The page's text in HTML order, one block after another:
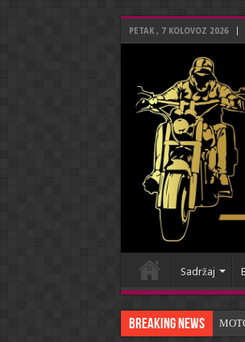
PETAK , 7 KOLOVOZ 2026
Sadržaj
Breaking News